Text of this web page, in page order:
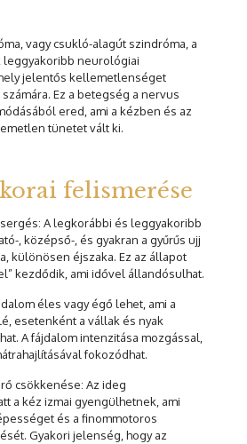
vagy csukló-alagút szindróma, a
leggyakoribb neurológiai
jelentős kellemetlenséget
Ez a betegség a nervus
ered, ami a kézben és az
tünetet vált ki.
felismerése
A legkorábbi és leggyakoribb
, középső-, és gyakran a gyűrűs ujj
különösen éjszaka. Ez az állapot
kezdődik, ami idővel állandósulhat.
éles vagy égő lehet, ami a
esetenként a vállak és nyak
A fájdalom intenzitása mozgással,
fokozódhat.
csökkenése: Az ideg
a kéz izmai gyengülhetnek, ami
és a finommotoros
Gyakori jelenség, hogy az